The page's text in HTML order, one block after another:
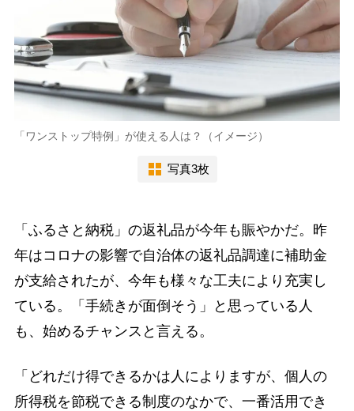
「ワンストップ特例」が使える人は？（イメージ）
写真3枚
「ふるさと納税」の返礼品が今年も賑やかだ。昨
年はコロナの影響で自治体の返礼品調達に補助金
が支給されたが、今年も様々な工夫により充実し
ている。「手続きが面倒そう」と思っている人
も、始めるチャンスと言える。
「どれだけ得できるかは人によりますが、個人の
所得税を節税できる制度のなかで、一番活用でき